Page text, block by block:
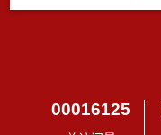
00016125